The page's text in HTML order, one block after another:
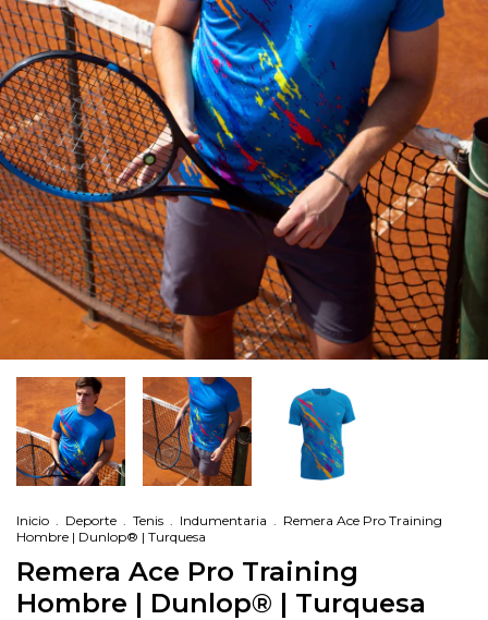
Inicio . Deporte . Tenis . Indumentaria . Remera Ace Pro Training
Hombre | Dunlop® | Turquesa
Remera Ace Pro Training
Hombre | Dunlop® | Turquesa